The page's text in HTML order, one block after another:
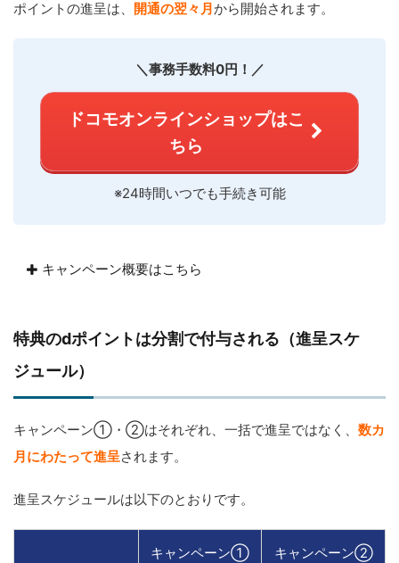
ポイントの進呈は、 開通の翌々月から開始されます。
＼事務手数料0円！／
ドコモオンラインショップはこ
ちら
※24時間いつでも手続き可能
キャンペーン概要はこちら
特典のdポイントは分割で付与される（進呈スケ
ジュール）
キャンペーン①・②はそれぞれ、一括で進呈ではなく、 数カ
月にわたって進呈されます。
進呈スケジュールは以下のとおりです。
キャンペーン① キャンペーン②